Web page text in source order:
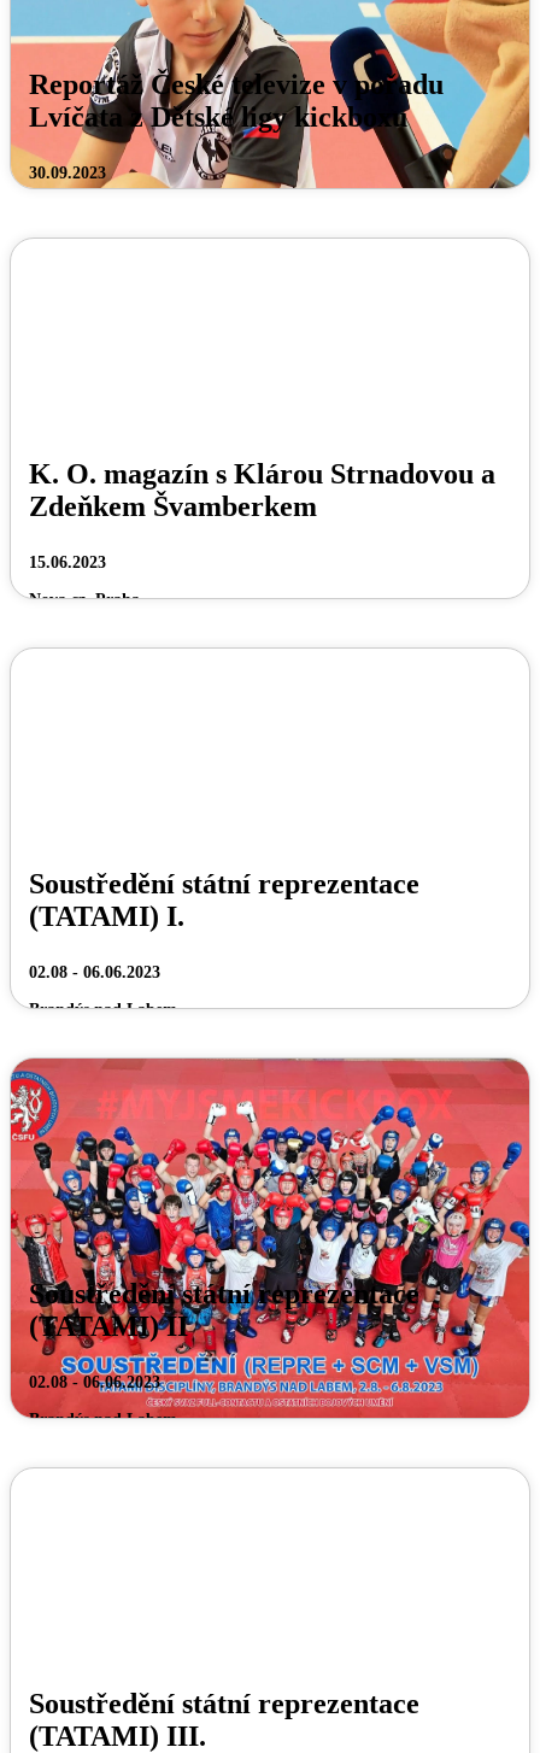
Reportáž České televize v pořadu
Lvíčata z Dětské ligy kickboxu
30.09.2023
K. O. magazín s Klárou Strnadovou a
Zdeňkem Švamberkem
15.06.2023
Nova.cz, Praha
Soustředění státní reprezentace
(TATAMI) I.
02.08 - 06.06.2023
Brandýs nad Labem
Soustředění státní reprezentace
(TATAMI) II
02.08 - 06.06.2023
Brandýs nad Labem
Soustředění státní reprezentace
(TATAMI) III.